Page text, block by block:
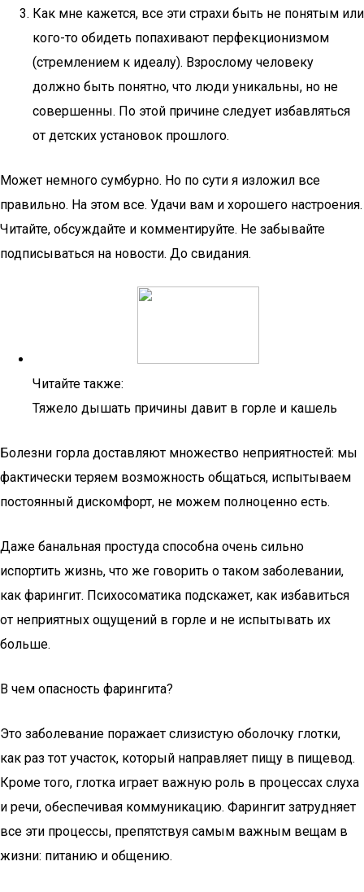
Как мне кажется, все эти страхи быть не понятым или
кого-то обидеть попахивают перфекционизмом
(стремлением к идеалу). Взрослому человеку
должно быть понятно, что люди уникальны, но не
совершенны. По этой причине следует избавляться
от детских установок прошлого.
Может немного сумбурно. Но по сути я изложил все
правильно. На этом все. Удачи вам и хорошего настроения.
Читайте, обсуждайте и комментируйте. Не забывайте
подписываться на новости. До свидания.
Читайте также:
Тяжело дышать причины давит в горле и кашель
Болезни горла доставляют множество неприятностей: мы
фактически теряем возможность общаться, испытываем
постоянный дискомфорт, не можем полноценно есть.
Даже банальная простуда способна очень сильно
испортить жизнь, что же говорить о таком заболевании,
как фарингит. Психосоматика подскажет, как избавиться
от неприятных ощущений в горле и не испытывать их
больше.
В чем опасность фарингита?
Это заболевание поражает слизистую оболочку глотки,
как раз тот участок, который направляет пищу в пищевод.
Кроме того, глотка играет важную роль в процессах слуха
и речи, обеспечивая коммуникацию. Фарингит затрудняет
все эти процессы, препятствуя самым важным вещам в
жизни: питанию и общению.